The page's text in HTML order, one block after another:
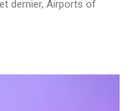
dernier, Airports of